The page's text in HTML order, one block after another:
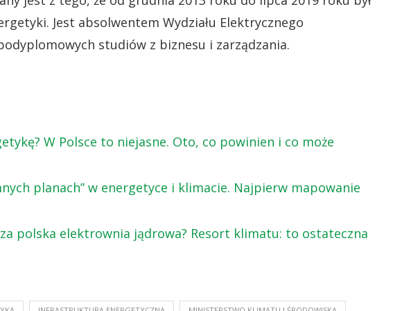
Jest absolwentem Wydziału Elektrycznego
studiów z biznesu i zarządzania.
W Polsce to niejasne. Oto, co powinien i co może
planach” w energetyce i klimacie. Najpierw mapowanie
polska elektrownia jądrowa? Resort klimatu: to ostateczna